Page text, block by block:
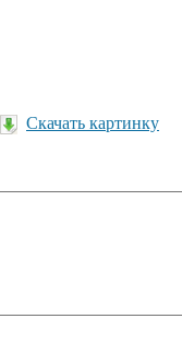
Скачать картинку